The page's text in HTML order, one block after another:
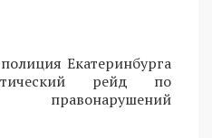
Екатеринбурга
рейд по